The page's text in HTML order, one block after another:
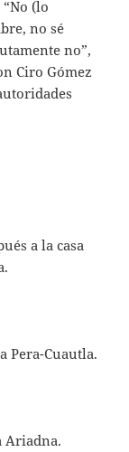
(lo
no sé
no”,
Ciro Gómez
a la casa
Pera-Cuautla.
Ariadna.